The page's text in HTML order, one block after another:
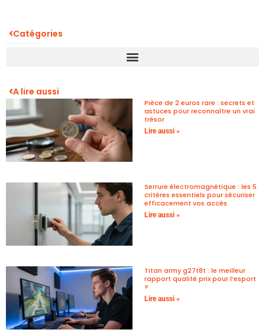
Catégories
A lire aussi
Pièce de 2 euros rare : secrets et
astuces pour reconnaître un vrai
trésor
Lire aussi »
Serrure électromagnétique : les 5
critères essentiels pour sécuriser
efficacement vos accès
Lire aussi »
Titan army g27t8t : le meilleur
rapport qualité prix pour l’esport
?
Lire aussi »